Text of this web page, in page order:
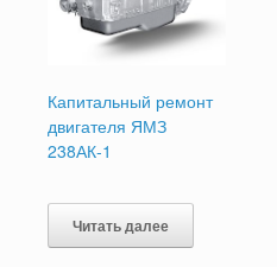
Капитальный ремонт
двигателя ЯМЗ
238АК-1
Читать далее